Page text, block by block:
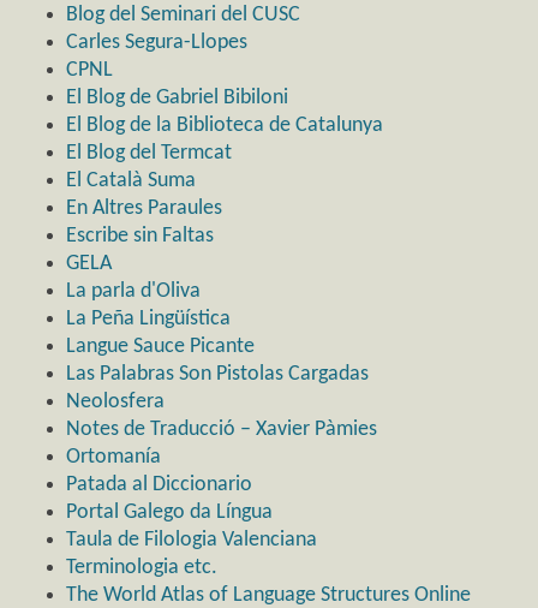
Blog del Seminari del CUSC
Carles Segura-Llopes
CPNL
El Blog de Gabriel Bibiloni
El Blog de la Biblioteca de Catalunya
El Blog del Termcat
El Català Suma
En Altres Paraules
Escribe sin Faltas
GELA
La parla d'Oliva
La Peña Lingüística
Langue Sauce Picante
Las Palabras Son Pistolas Cargadas
Neolosfera
Notes de Traducció – Xavier Pàmies
Ortomanía
Patada al Diccionario
Portal Galego da Língua
Taula de Filologia Valenciana
Terminologia etc.
The World Atlas of Language Structures Online